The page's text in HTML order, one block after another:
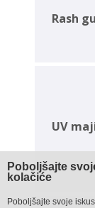
Rash
UV
Poboljšajte
kolačiće
Poboljšajte svoje